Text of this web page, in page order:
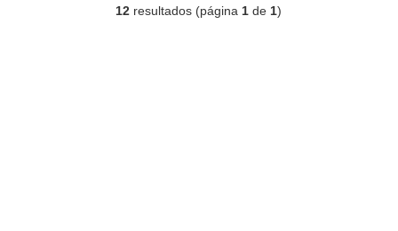
12 resultados (página 1 de 1)